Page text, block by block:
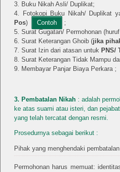
Buku Nikah Asli/ Duplikat;
Fotokopi Buku Nikah/ Duplikat
Pos) Contoh
;
Surat Gugatan/ Permohonan (huruf
Surat Keterangan Ghoib (jika
Surat Izin dari atasan untuk PNS/
Surat Keterangan Tidak Mampu
Membayar Panjar Biaya Perkara ;
3. Pembatalan Nikah : adalah
ke atas suami atau isteri, dan
yang telah tercatat dengan resmi.
Prosedurnya sebagai berikut :
Pihak yang menghendaki
Permohonan harus memuat: